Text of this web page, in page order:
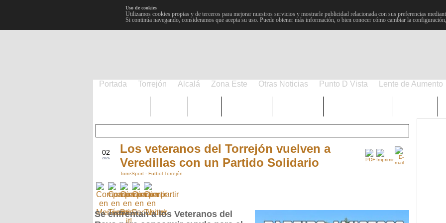
Uso de cookies
Utilizamos cookies propias y de terceros para mejorar nuestros servicios y mostrarle publicidad relacionada con sus preferencias
Si continúa navegando, consideramos que acepta su uso. Puede obtener más información, o bien conocer cómo cambiar la
Portada Torrejón Alcalá Zona Este Otras Noticias Punto D Vista Lente de Aumento
02
2026
Los veteranos del Torrejón vuelven a
Veredillas con un Partido Solidario
TorreSport - Futbol Torrejón
Se enfrentan a los Veteranos del